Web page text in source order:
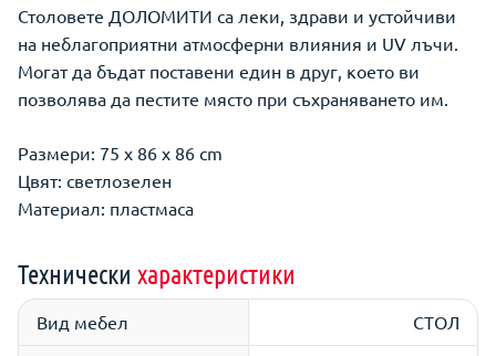
Столовете ДОЛОМИТИ са леки, здрави и устойчиви
на неблагоприятни атмосферни влияния и UV лъчи.
Могат да бъдат поставени един в друг, което ви
позволява да пестите място при съхраняването им.
Размери: 75 x 86 x 86 cm
Цвят: светлозелен
Материал: пластмаса
Технически характеристики
Вид мебел СТОЛ